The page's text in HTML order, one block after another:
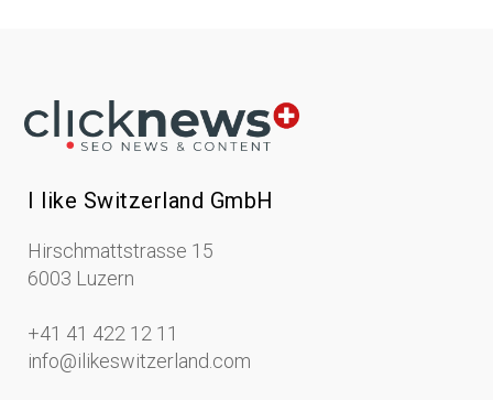
I like Switzerland GmbH
Hirschmattstrasse 15
6003 Luzern
+41 41 422 12 11
info@ilikeswitzerland.com